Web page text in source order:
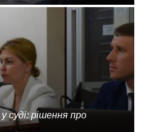
суді: рішення про